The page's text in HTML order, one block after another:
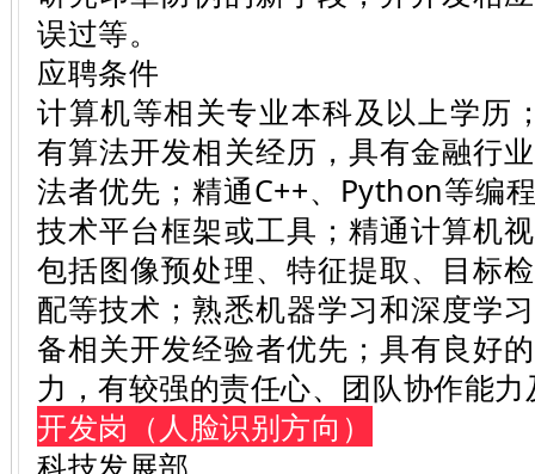
误过等。
应聘条件
计算机等相关专业本科及以上学历
有算法开发相关经历，具有金融行
法者优先；精通C++、Python等编
技术平台框架或工具；精通计算机
包括图像预处理、特征提取、目标
配等技术；熟悉机器学习和深度学
备相关开发经验者优先；具有良好
力，有较强的责任心、团队协作能
开发岗（人脸识别方向）
科技发展部